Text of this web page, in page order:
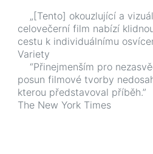
„[Tento] okouzlující a
celovečerní film nabízí
cestu k individuálnímu
Variety
“Přinejmenším pro
posun filmové tvorby
kterou představoval
The New York Times